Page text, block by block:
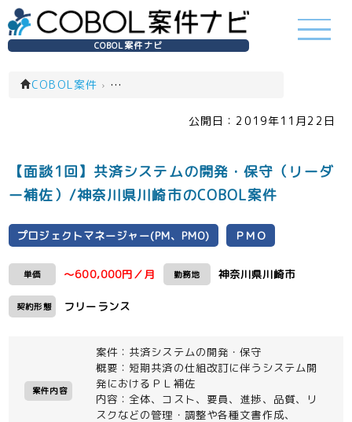
COBOL案件ナビ
COBOL案件 › プロジェクトマネージャー(PM、PMO)(一覧)
公開日： 2019年11月22日
【面談1回】共済システムの開発・保守（リーダ
ー補佐）/神奈川県川崎市のCOBOL案件
プロジェクトマネージャー(PM、PMO) ＰＭＯ
単価 ～600,000円／月 勤務地 神奈川県川崎市
契約形態 フリーランス
案件内容
案件：共済システムの開発・保守
概要：短期共済の仕組改訂に伴うシステム開
発におけるＰＬ補佐
内容：全体、コスト、要員、進捗、品質、リ
スクなどの管理・調整や各種文書作成、